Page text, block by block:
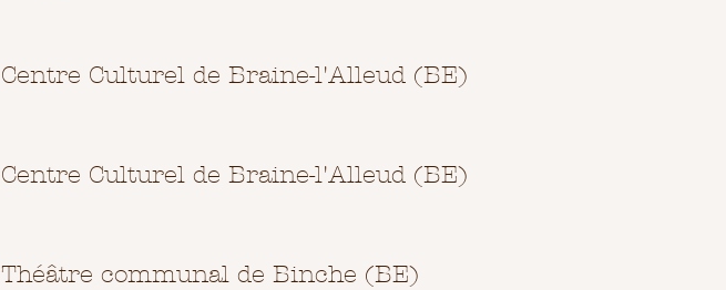
Centre Culturel de Braine-l'Alleud (BE)
Centre Culturel de Braine-l'Alleud (BE)
Théâtre communal de Binche (BE)